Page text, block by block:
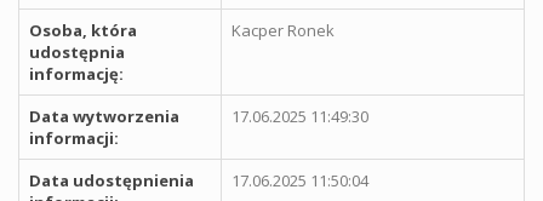
Osoba, która
udostępnia
informację:
Kacper Ronek
Data wytworzenia
informacji:
17.06.2025 11:49:30
Data udostępnienia
17.06.2025 11:50:04